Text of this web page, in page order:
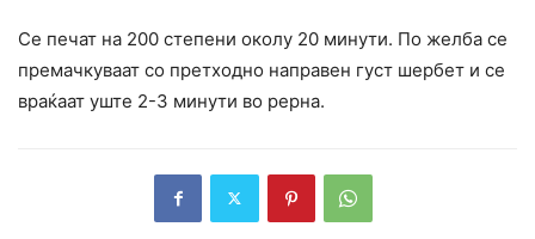
Се печат на 200 степени околу 20 минути. По желба се
премачкуваат со претходно направен густ шербет и се
враќаат уште 2-3 минути во рерна.